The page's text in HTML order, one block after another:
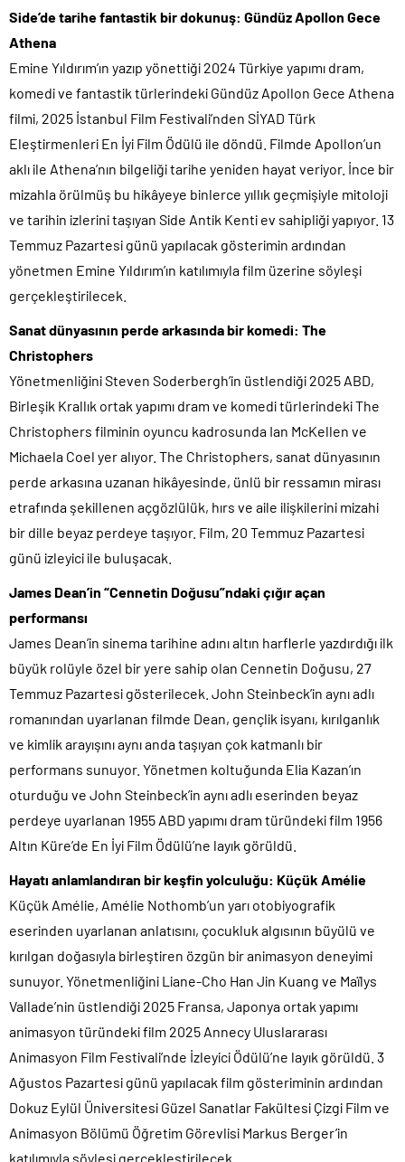
Side’de tarihe fantastik bir dokunuş: Gündüz Apollon Gece
Athena
Emine Yıldırım’ın yazıp yönettiği 2024 Türkiye yapımı dram,
komedi ve fantastik türlerindeki Gündüz Apollon Gece Athena
filmi, 2025 İstanbul Film Festivali’nden SİYAD Türk
Eleştirmenleri En İyi Film Ödülü ile döndü. Filmde Apollon’un
aklı ile Athena’nın bilgeliği tarihe yeniden hayat veriyor. İnce bir
mizahla örülmüş bu hikâyeye binlerce yıllık geçmişiyle mitoloji
ve tarihin izlerini taşıyan Side Antik Kenti ev sahipliği yapıyor. 13
Temmuz Pazartesi günü yapılacak gösterimin ardından
yönetmen Emine Yıldırım’ın katılımıyla film üzerine söyleşi
gerçekleştirilecek.
Sanat dünyasının perde arkasında bir komedi: The
Christophers
Yönetmenliğini Steven Soderbergh’in üstlendiği 2025 ABD,
Birleşik Krallık ortak yapımı dram ve komedi türlerindeki The
Christophers filminin oyuncu kadrosunda Ian McKellen ve
Michaela Coel yer alıyor. The Christophers, sanat dünyasının
perde arkasına uzanan hikâyesinde, ünlü bir ressamın mirası
etrafında şekillenen açgözlülük, hırs ve aile ilişkilerini mizahi
bir dille beyaz perdeye taşıyor. Film, 20 Temmuz Pazartesi
günü izleyici ile buluşacak.
James Dean’in “Cennetin Doğusu”ndaki çığır açan
performansı
James Dean’in sinema tarihine adını altın harflerle yazdırdığı ilk
büyük rolüyle özel bir yere sahip olan Cennetin Doğusu, 27
Temmuz Pazartesi gösterilecek. John Steinbeck’in aynı adlı
romanından uyarlanan filmde Dean, gençlik isyanı, kırılganlık
ve kimlik arayışını aynı anda taşıyan çok katmanlı bir
performans sunuyor. Yönetmen koltuğunda Elia Kazan’ın
oturduğu ve John Steinbeck’in aynı adlı eserinden beyaz
perdeye uyarlanan 1955 ABD yapımı dram türündeki film 1956
Altın Küre’de En İyi Film Ödülü’ne layık görüldü.
Hayatı anlamlandıran bir keşfin yolculuğu: Küçük Amélie
Küçük Amélie, Amélie Nothomb’un yarı otobiyografik
eserinden uyarlanan anlatısını, çocukluk algısının büyülü ve
kırılgan doğasıyla birleştiren özgün bir animasyon deneyimi
sunuyor. Yönetmenliğini Liane-Cho Han Jin Kuang ve Maïlys
Vallade’nin üstlendiği 2025 Fransa, Japonya ortak yapımı
animasyon türündeki film 2025 Annecy Uluslararası
Animasyon Film Festivali’nde İzleyici Ödülü’ne layık görüldü. 3
Ağustos Pazartesi günü yapılacak film gösteriminin ardından
Dokuz Eylül Üniversitesi Güzel Sanatlar Fakültesi Çizgi Film ve
Animasyon Bölümü Öğretim Görevlisi Markus Berger’in
katılımıyla söyleşi gerçekleştirilecek.